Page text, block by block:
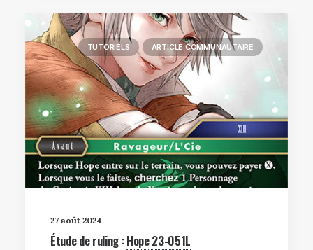
TUTORIELS ARTICLE COMMUNAUTAIRE
27 août 2024
Étude de ruling :Hope 23-051L